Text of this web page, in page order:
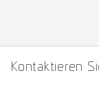
Kontaktieren